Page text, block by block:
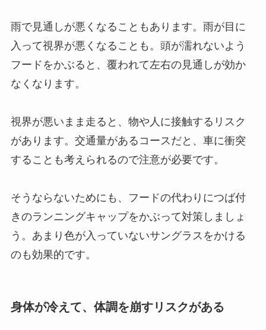
雨で見通しが悪くなることもあります。雨が目に
入って視界が悪くなることも。頭が濡れないよう
フードをかぶると、覆われて左右の見通しが効か
なくなります。
視界が悪いまま走ると、物や人に接触するリスク
があります。交通量があるコースだと、車に衝突
することも考えられるので注意が必要です。
そうならないためにも、フードの代わりにつば付
きのランニングキャップをかぶって対策しましょ
う。あまり色が入っていないサングラスをかける
のも効果的です。
身体が冷えて、体調を崩すリスクがある